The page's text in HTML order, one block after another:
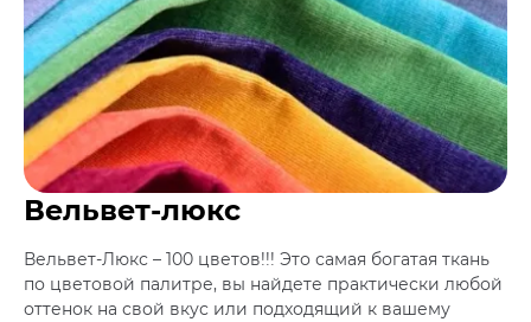
Вельвет-люкс
Вельвет-Люкс – 100 цветов!!! Это самая богатая ткань
по цветовой палитре, вы найдете практически любой
оттенок на свой вкус или подходящий к вашему